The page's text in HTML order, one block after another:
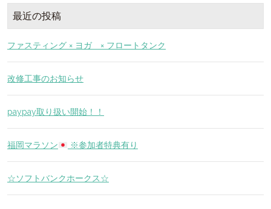
最近の投稿
ファスティング × ヨガ × フロートタンク
改修工事のお知らせ
paypay取り扱い開始！！
福岡マラソン ※参加者特典有り
☆ソフトバンクホークス☆